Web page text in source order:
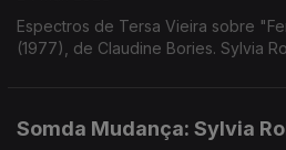
Espectros de Tersa Vieira sobre
(1977), de Claudine Bories. Sylvia
Somda Mudança: Sylvia